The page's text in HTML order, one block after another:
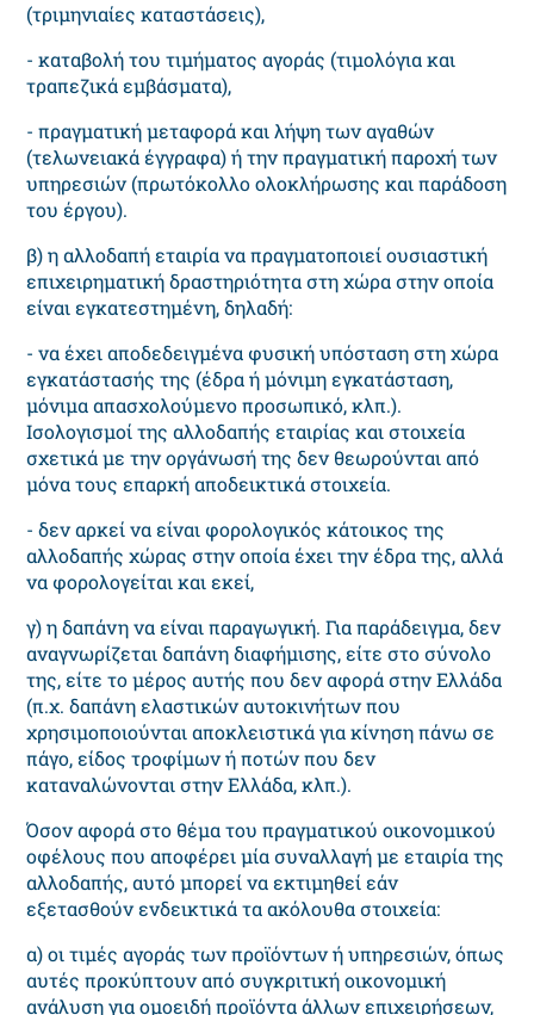
(τριμηνιαίες καταστάσεις),
- καταβολή του τιμήματος αγοράς (τιμολόγια και
τραπεζικά εμβάσματα),
- πραγματική μεταφορά και λήψη των αγαθών
(τελωνειακά έγγραφα) ή την πραγματική παροχή των
υπηρεσιών (πρωτόκολλο ολοκλήρωσης και παράδοση
του έργου).
β) η αλλοδαπή εταιρία να πραγματοποιεί ουσιαστική
επιχειρηματική δραστηριότητα στη χώρα στην οποία
είναι εγκατεστημένη, δηλαδή:
- να έχει αποδεδειγμένα φυσική υπόσταση στη χώρα
εγκατάστασής της (έδρα ή μόνιμη εγκατάσταση,
μόνιμα απασχολούμενο προσωπικό, κλπ.).
Ισολογισμοί της αλλοδαπής εταιρίας και στοιχεία
σχετικά με την οργάνωσή της δεν θεωρούνται από
μόνα τους επαρκή αποδεικτικά στοιχεία.
- δεν αρκεί να είναι φορολογικός κάτοικος της
αλλοδαπής χώρας στην οποία έχει την έδρα της, αλλά
να φορολογείται και εκεί,
γ) η δαπάνη να είναι παραγωγική. Για παράδειγμα, δεν
αναγνωρίζεται δαπάνη διαφήμισης, είτε στο σύνολο
της, είτε το μέρος αυτής που δεν αφορά στην Ελλάδα
(π.χ. δαπάνη ελαστικών αυτοκινήτων που
χρησιμοποιούνται αποκλειστικά για κίνηση πάνω σε
πάγο, είδος τροφίμων ή ποτών που δεν
καταναλώνονται στην Ελλάδα, κλπ.).
Όσον αφορά στο θέμα του πραγματικού οικονομικού
οφέλους που αποφέρει μία συναλλαγή με εταιρία της
αλλοδαπής, αυτό μπορεί να εκτιμηθεί εάν
εξετασθούν ενδεικτικά τα ακόλουθα στοιχεία:
α) οι τιμές αγοράς των προϊόντων ή υπηρεσιών, όπως
αυτές προκύπτουν από συγκριτική οικονομική
ανάλυση για ομοειδή προϊόντα άλλων επιχειρήσεων,